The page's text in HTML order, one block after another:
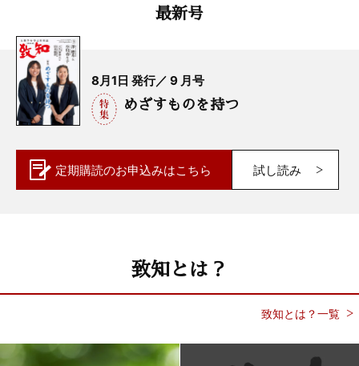
最新号
8月1日 発行／ 9 月号
めざすものを持つ
定期購読のお申込みはこちら 試し読み
致知とは？
致知とは？一覧